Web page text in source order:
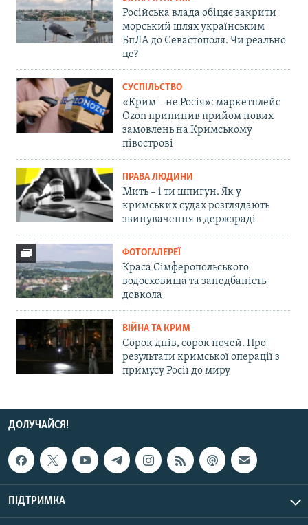
Російська влада обіцяє закрити
морський шлях українським
БпЛА до Севастополя. Чи реально
це?
СУСПІЛЬСТВО
«Крим – не Росія»: маркетплейс
Ozon припинив прийом нових
замовлень на Кримському
півострові
ПРАВА ЛЮДИНИ
Мить – і ти шпигун. Як у
кримських судах розглядають
звинувачення в держзраді
ФОТОГАЛЕРЕЇ
Краса Сімферопольського
водосховища та занедбаність
довкола
ВІЙНА ТА КРИМ
Сорок днів, сорок ночей. Про
результати кримської операції з
примусу Росії до миру
ДОЛУЧАЙСЯ!
ПІДТРИМКА